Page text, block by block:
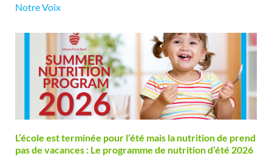
Notre Voix
L’école est terminée pour l’été mais la nutrition de prend
pas de vacances : Le programme de nutrition d’été 2026